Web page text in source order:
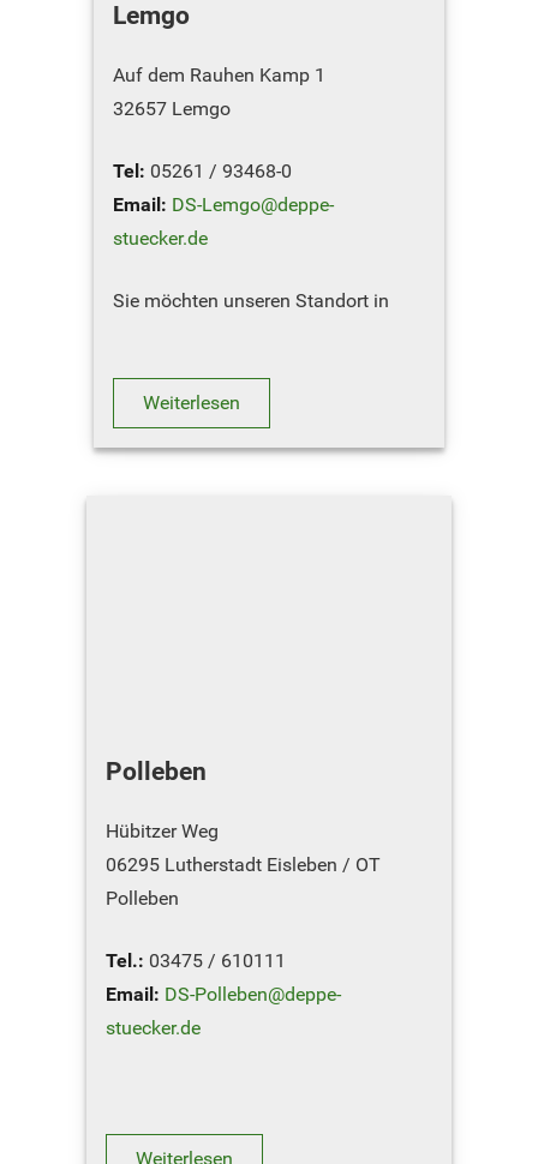
Lemgo
Auf dem Rauhen Kamp 1
32657 Lemgo
Tel: 05261 / 93468-0
Email: DS-Lemgo@deppe-
stuecker.de
Sie möchten unseren Standort in
NOTDIENST-RUFNUMMERN
Weiterlesen
Polleben
Hübitzer Weg
06295 Lutherstadt Eisleben / OT
Polleben
Tel.: 03475 / 610111
Email: DS-Polleben@deppe-
stuecker.de
Routenplaner
Weiterlesen